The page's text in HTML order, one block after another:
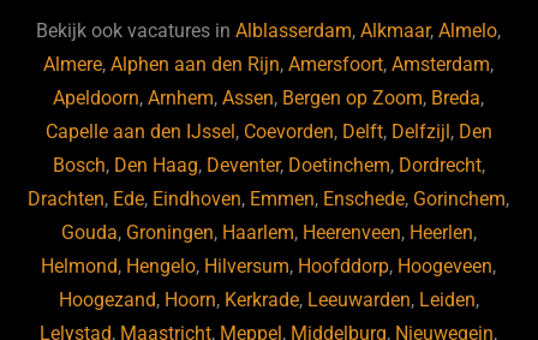
b
o
o
k
d
s
a
m
ky dI
n
Bekijk ook vacatures inAlblasserdam,Alkmaar,Almelo,
Almere,Alphen aan den Rijn,Amersfoort,Amsterdam,
Apeldoorn,Arnhem,Assen, Bergen op Zoom, Breda,
Capelle aan den IJssel , Coevorden, Delft, Delfzijl , Den
Bosch, Den Haag, Deventer, Doetinchem, Dordrecht,
Drachten, Ede, Eindhoven, Emmen, Enschede, Gorinchem,
Gouda, Groningen, Haarlem, Heerenveen, Heerlen,
Helmond, Hengelo, Hilversum, Hoofddorp, Hoogeveen,
Hoogezand, Hoorn, Kerkrade, Leeuwarden, Leiden,
Lelystad, Maastricht, Meppel , Middelburg, Nieuwegein,